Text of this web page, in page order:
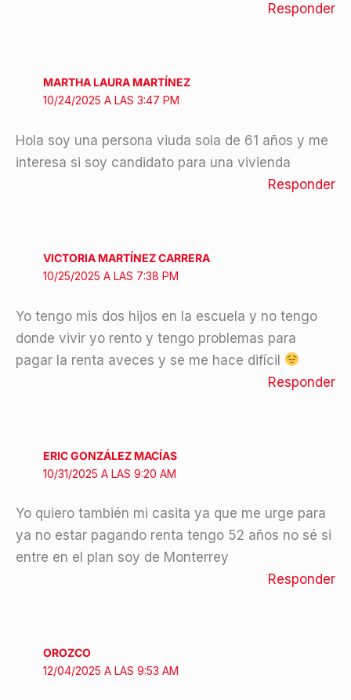
Responder
MARTHA LAURA MARTÍNEZ
10/24/2025 A LAS 3:47 PM
Hola soy una persona viuda sola de 61 años y me
interesa si soy candidato para una vivienda
Responder
VICTORIA MARTÍNEZ CARRERA
10/25/2025 A LAS 7:38 PM
Yo tengo mis dos hijos en la escuela y no tengo
donde vivir yo rento y tengo problemas para
pagar la renta aveces y se me hace difícil
Responder
ERIC GONZÁLEZ MACÍAS
10/31/2025 A LAS 9:20 AM
Yo quiero también mi casita ya que me urge para
ya no estar pagando renta tengo 52 años no sé si
entre en el plan soy de Monterrey
Responder
OROZCO
12/04/2025 A LAS 9:53 AM